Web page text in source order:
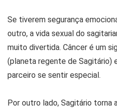
Se tiverem segurança
outro, a vida sexual do
muito divertida. Câncer é um
(planeta regente de Sagitário)
parceiro se sentir especial.
Por outro lado, Sagitário torna